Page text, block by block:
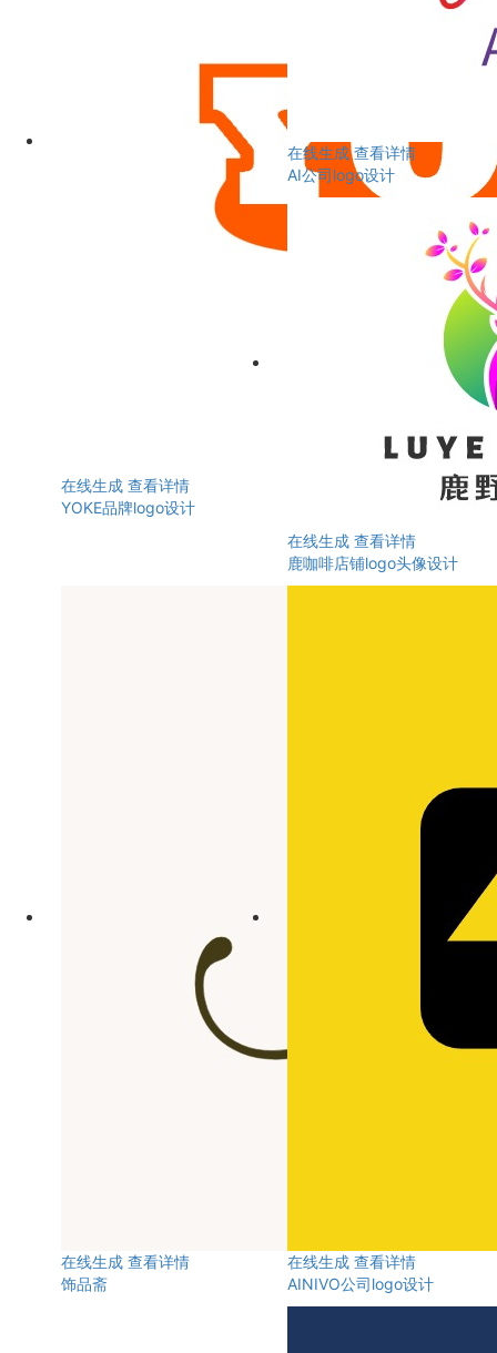
在线生成 查看详情
YOKE品牌logo设计
在线生成 查看详情
AI公司logo设计
在线生成 查看详情
鹿咖啡店铺logo头像设计
在线生成 查看详情
饰品斋
在线生成 查看详情
AINIVO公司logo设计